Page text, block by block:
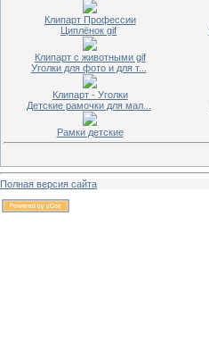
Клипарт Профессии
Циплёнок gif
Клипарт с животными gif
Уголки для фото и для т...
Клипарт - Уголки
Детские рамочки для мал...
Рамки детские
Полная версия сайта